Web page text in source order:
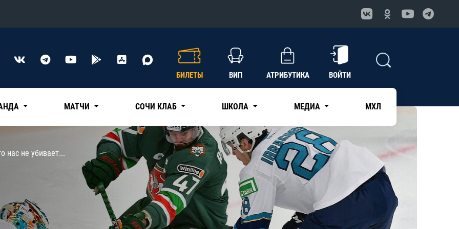
Конференция «Восток»
Трактор
Дивизион Чернышева
Адмирал
КХЛ
БИЛЕТЫ ВИП АТРИБУТИКА ВОЙТИ
МАТЧИ СОЧИ КЛАБ ШКОЛА МЕДИА МХЛ
нас не убивает...